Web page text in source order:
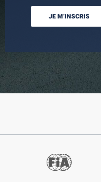
JE M’INSCRIS